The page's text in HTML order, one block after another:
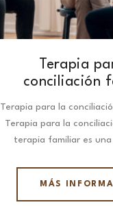
Terapia
conciliación
Terapia para la
Terapia para la
terapia familiar es
MÁS